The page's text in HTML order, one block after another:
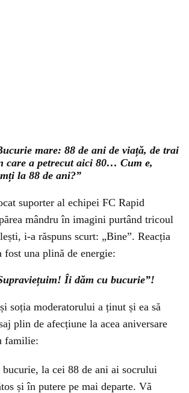
mare: 88 de ani de viață, de trai
care a petrecut aici 80… Cum e,
la 88 de ani?”
suporter al echipei FC Rapid
mândru în imagini purtând tricoul
i-a răspuns scurt: „Bine”. Reacția
fost una plină de energie:
Îi dăm cu bucurie”!
soția moderatorului a ținut și ea să
plin de afecțiune la acea aniversare
familie:
la cei 88 de ani ai socrului
și în putere pe mai departe. Vă